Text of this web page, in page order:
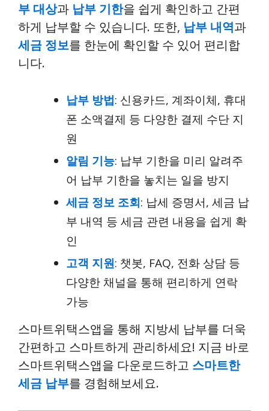
부 대상과 납부 기한을 쉽게 확인하고 간편
하게 납부할 수 있습니다. 또한, 납부 내역과
세금 정보를 한눈에 확인할 수 있어 편리합
니다.
납부 방법: 신용카드, 계좌이체, 휴대
폰 소액결제 등 다양한 결제 수단 지
원
알림 기능: 납부 기한을 미리 알려주
어 납부 기한을 놓치는 일을 방지
세금 정보 조회: 납세 증명서, 세금 납
부 내역 등 세금 관련 내용을 쉽게 확
인
고객 지원: 챗봇, FAQ, 전화 상담 등
다양한 채널을 통해 편리하게 연락
가능
스마트위택스앱을 통해 지방세 납부를 더욱
간편하고 스마트하게 관리하세요! 지금 바로
스마트위택스앱을 다운로드하고 스마트한
세금 납부를 경험해보세요.